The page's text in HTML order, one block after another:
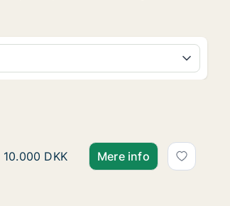
Ane søger andelsbolig i Odense,
10.000 DKK Ane søger andelsbolig i
Mere info